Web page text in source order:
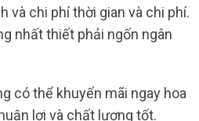
và chi phí thời gian và chi phí.
nhất thiết phải ngốn ngân
có thể khuyến mãi ngay hoa
lợi và chất lượng tốt.